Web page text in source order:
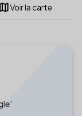
mapVoir la carte